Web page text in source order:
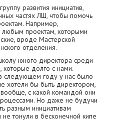
развития инициатив,
частях ЛШ, чтобы помочь
Например,
проектам, которыми
вроде Мастерской
отделения.
юного директора среди
которые долго с нами.
следующем году у нас было
хотели бы быть директором,
с какой командой они
Но даже не будучи
разным инициативам
тонули в бесконечной кипе